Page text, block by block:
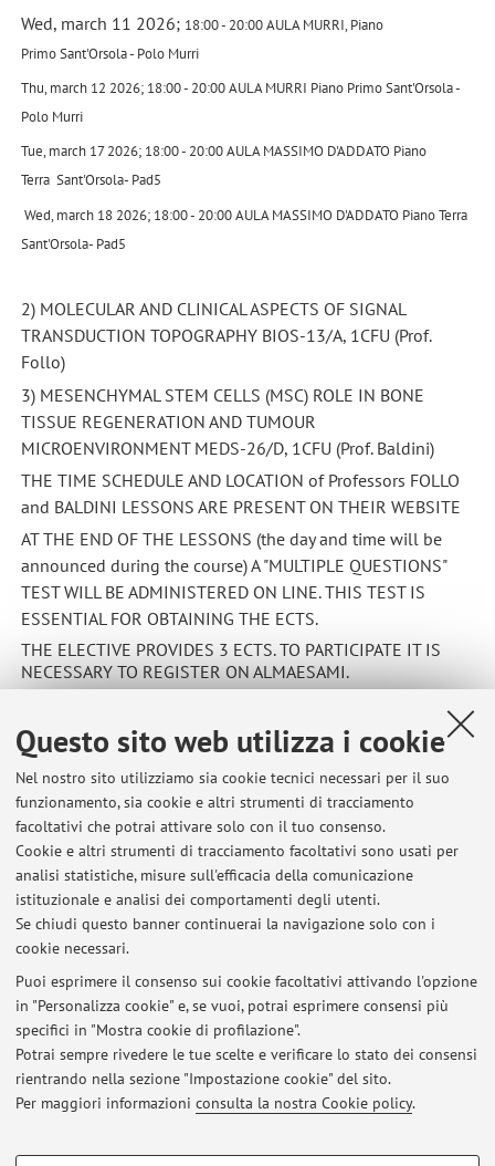
Questo sito web utilizza i cookie
Nel nostro sito utilizziamo sia cookie tecnici necessari per il suo
funzionamento, sia cookie e altri strumenti di tracciamento
facoltativi che potrai attivare solo con il tuo consenso.
Cookie e altri strumenti di tracciamento facoltativi sono usati per
analisi statistiche, misure sull'efficacia della comunicazione
istituzionale e analisi dei comportamenti degli utenti.
Se chiudi questo banner continuerai la navigazione solo con i
cookie necessari.
Puoi esprimere il consenso sui cookie facoltativi attivando l'opzione
in "Personalizza cookie" e, se vuoi, potrai esprimere consensi più
specifici in "Mostra cookie di profilazione".
Potrai sempre rivedere le tue scelte e verificare lo stato dei consensi
rientrando nella sezione "Impostazione cookie" del sito.
Per maggiori informazioni consulta la nostra Cookie policy.
Wed, march 11 2026; 18:00 - 20:00AULA MURRI, Piano
PrimoSant'Orsola - Polo Murri
Thu, march 12 2026; 18:00 - 20:00AULA MURRI Piano PrimoSant'Orsola -
Polo Murri
Tue, march 17 2026; 18:00 - 20:00AULA MASSIMO D'ADDATO Piano
Terra Sant'Orsola- Pad5
Wed, march 18 2026; 18:00 - 20:00 AULA MASSIMO D'ADDATO Piano Terra
Sant'Orsola- Pad5
2) MOLECULAR AND CLINICAL ASPECTS OF SIGNAL
TRANSDUCTION TOPOGRAPHY BIOS-13/A, 1CFU (Prof.
Follo)
3) MESENCHYMAL STEM CELLS (MSC) ROLE IN BONE
TISSUE REGENERATION AND TUMOUR
MICROENVIRONMENT MEDS-26/D, 1CFU (Prof. Baldini)
THE TIME SCHEDULE AND LOCATION of Professors FOLLO
and BALDINI LESSONS ARE PRESENT ON THEIR WEBSITE
AT THE END OF THE LESSONS (the day and time will be
announced during the course) A "MULTIPLE QUESTIONS"
TEST WILL BE ADMINISTERED ON LINE. THIS TEST IS
ESSENTIAL FOR OBTAINING THE ECTS.
THE ELECTIVE PROVIDES 3 ECTS. TO PARTICIPATE IT IS
NECESSARY TO REGISTER ON ALMAESAMI.
Ultimi avvisi
ELECTIVE COURSE: EXPERIMENTAL AND MOLECULAR HUMAN
MORPHOLOGY (I.C.)
Pubblicato il: 03 marzo 2026
ELECTIVE COURSE: EXPERIMENTAL AND MOLECULAR HUMAN
MORPHOLOGY (I.C.) A.Y. 2025/26
Pubblicato il: 27 febbraio 2026
RICEVIMENTO STUDENTI
Pubblicato il: 10 dicembre 2008